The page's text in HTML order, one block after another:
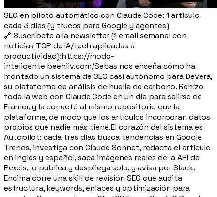
SEO en piloto automático con Claude Code: 1 artículo
cada 3 días (y trucos para Google y agentes)
🔗 Suscríbete a la newsletter (1 email semanal con
noticias TOP de IA/tech aplicadas a
productividad):https://modo-
inteligente.beehiiv.com/Sebas nos enseña cómo ha
montado un sistema de SEO casi autónomo para Devera,
su plataforma de análisis de huella de carbono. Rehízo
toda la web con Claude Code en un día para salirse de
Framer, y la conectó al mismo repositorio que la
plataforma, de modo que los artículos incorporan datos
propios que nadie más tiene.El corazón del sistema es
Autopilot: cada tres días busca tendencias en Google
Trends, investiga con Claude Sonnet, redacta el artículo
en inglés y español, saca imágenes reales de la API de
Pexels, lo publica y despliega solo, y avisa por Slack.
Encima corre una skill de revisión SEO que audita
estructura, keywords, enlaces y optimización para